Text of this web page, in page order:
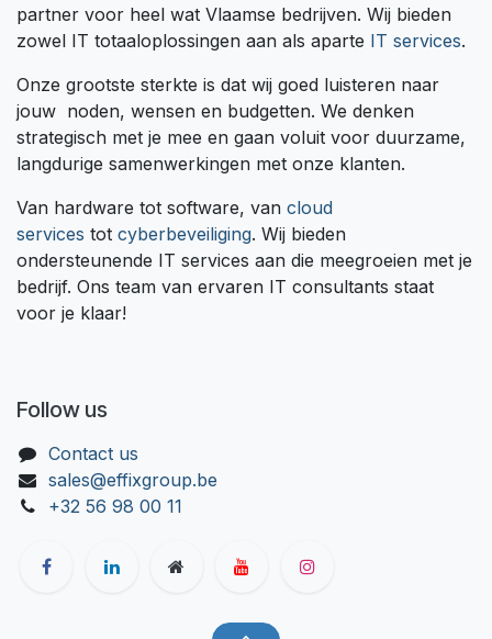
partner voor heel wat Vlaamse bedrijven. Wij bieden
zowel IT totaaloplossingen aan als aparte IT services.
Onze grootste sterkte is dat wij goed luisteren naar
jouw noden, wensen en budgetten. We denken
strategisch met je mee en gaan voluit voor duurzame,
langdurige samenwerkingen met onze klanten.
Van hardware tot software, van cloud
services tot cyberbeveiliging. Wij bieden
ondersteunende IT services aan die meegroeien met je
bedrijf. Ons team van ervaren IT consultants staat
voor je klaar!
Follow us
Contact us
sales@effixgroup.be
+32 56 98 00 11